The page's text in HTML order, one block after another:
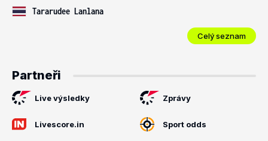
Tararudee Lanlana
Celý seznam
Partneři
Live výsledky Zprávy
Livescore.in Sport odds